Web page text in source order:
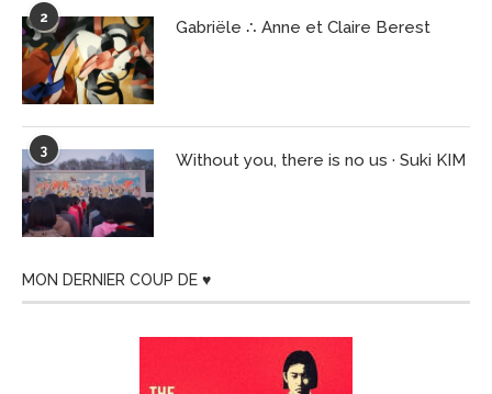
2 Gabriële ∴ Anne et Claire Berest
3 Without you, there is no us · Suki KIM
MON DERNIER COUP DE ♥